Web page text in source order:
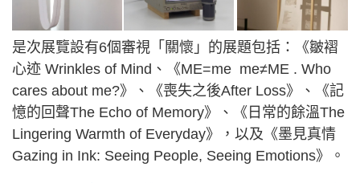
是次展覽設有6個審視「關懷」的展題包括：《皺褶
心迹 Wrinkles of Mind、《ME=me me≠ME . Who
cares about me?》、《喪失之後After Loss》、《記
憶的回聲The Echo of Memory》、《日常的餘溫The
Lingering Warmth of Everyday》，以及《墨見真情
Gazing in Ink: Seeing People, Seeing Emotions》。